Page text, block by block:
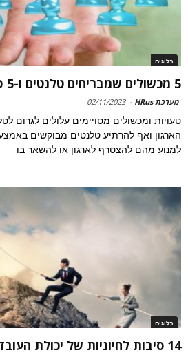
בלוגים
5 מכשולים שמבריחים טלנטים ו-5 פתרונות
מערכת HRus -
02/11/2023
טעויות ומכשולים מסויימים עלולים לגרום
הארגון ואף להרתיע טלנטים מבוקשים
למנוע מהם להצטרף לארגון או להשאר בו
בלוגים
14 סיבות לחיוניות של יכולת